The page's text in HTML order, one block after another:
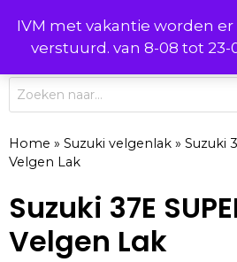
IVM met vakantie worden
verstuurd. van 8-08 tot 23-
naar
inhoud
0
Producten
zoeken
Home » Suzuki velgenlak » Suzuki
Velgen Lak
Suzuki 37E
Velgen Lak